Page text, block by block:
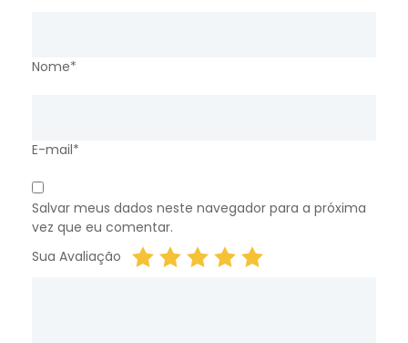
Nome*
E-mail*
Salvar meus dados neste navegador para a próxima
vez que eu comentar.
Sua Avaliação